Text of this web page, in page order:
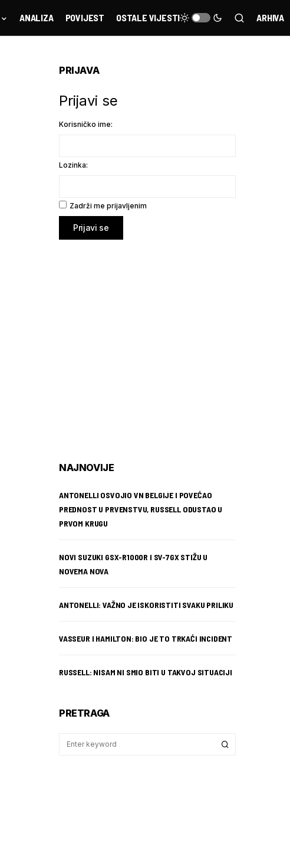
ANALIZA POVIJEST OSTALE VIJESTI ARHIVA
PRIJAVA
Prijavi se
Korisničko ime:
Lozinka:
Zadrži me prijavljenim
Prijavi se
NAJNOVIJE
ANTONELLI OSVOJIO VN BELGIJE I POVEĆAO
PREDNOST U PRVENSTVU, RUSSELL ODUSTAO U
PRVOM KRUGU
NOVI SUZUKI GSX-R1000R I SV-7GX STIŽU U
NOVEMA NOVA
ANTONELLI: VAŽNO JE ISKORISTITI SVAKU PRILIKU
VASSEUR I HAMILTON: BIO JE TO TRKAĆI INCIDENT
RUSSELL: NISAM NI SMIO BITI U TAKVOJ SITUACIJI
PRETRAGA